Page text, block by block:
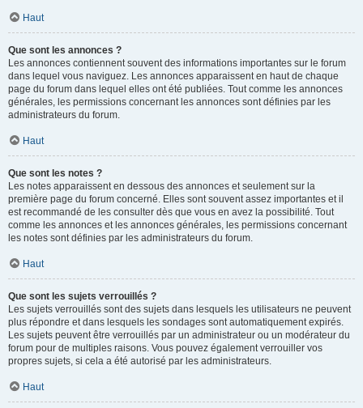
Haut
Que sont les annonces ?
Les annonces contiennent souvent des informations importantes sur le forum
dans lequel vous naviguez. Les annonces apparaissent en haut de chaque
page du forum dans lequel elles ont été publiées. Tout comme les annonces
générales, les permissions concernant les annonces sont définies par les
administrateurs du forum.
Haut
Que sont les notes ?
Les notes apparaissent en dessous des annonces et seulement sur la
première page du forum concerné. Elles sont souvent assez importantes et il
est recommandé de les consulter dès que vous en avez la possibilité. Tout
comme les annonces et les annonces générales, les permissions concernant
les notes sont définies par les administrateurs du forum.
Haut
Que sont les sujets verrouillés ?
Les sujets verrouillés sont des sujets dans lesquels les utilisateurs ne peuvent
plus répondre et dans lesquels les sondages sont automatiquement expirés.
Les sujets peuvent être verrouillés par un administrateur ou un modérateur du
forum pour de multiples raisons. Vous pouvez également verrouiller vos
propres sujets, si cela a été autorisé par les administrateurs.
Haut